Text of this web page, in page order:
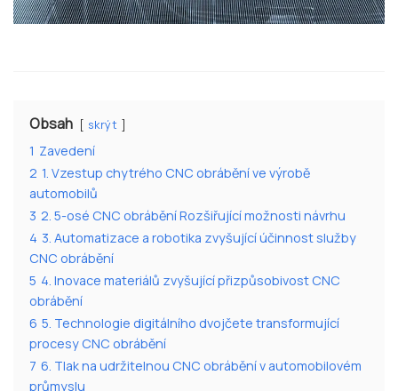
Obsah skrýt
1 Zavedení
2 1. Vzestup chytrého CNC obrábění ve výrobě
automobilů
3 2. 5-osé CNC obrábění Rozšiřující možnosti návrhu
4 3. Automatizace a robotika zvyšující účinnost služby
CNC obrábění
5 4. Inovace materiálů zvyšující přizpůsobivost CNC
obrábění
6 5. Technologie digitálního dvojčete transformující
procesy CNC obrábění
7 6. Tlak na udržitelnou CNC obrábění v automobilovém
průmyslu